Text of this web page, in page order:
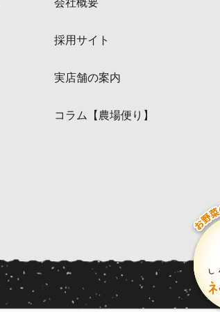
採用サイト
実店舗の案内
コラム【農場便り】